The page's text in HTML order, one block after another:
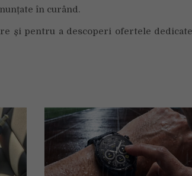
în curând.
și pentru a descoperi ofertele dedicate